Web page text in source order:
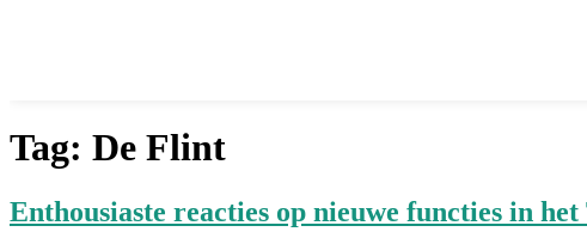
Tag: De Flint
Enthousiaste reacties op nieuwe functies in